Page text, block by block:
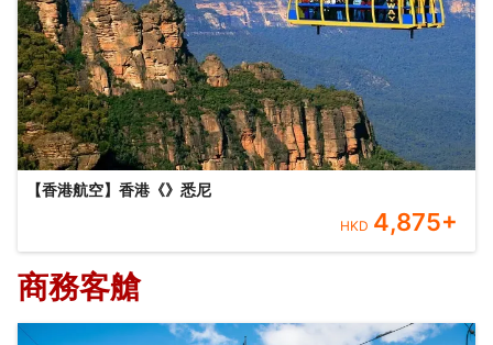
【香港航空】香港《》悉尼
HKD 4,875+
商務客艙